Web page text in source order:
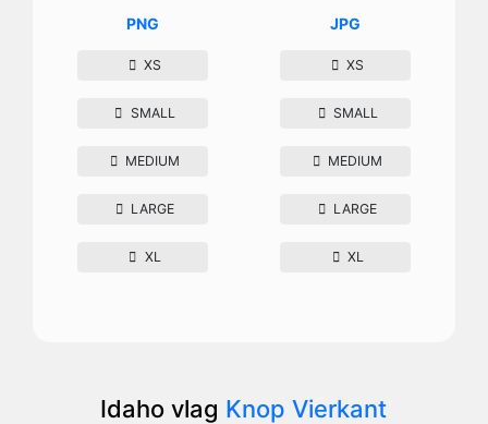
PNG
XS
SMALL
MEDIUM
LARGE
XL
JPG
XS
SMALL
MEDIUM
LARGE
XL
Idaho vlag Knop Vierkant